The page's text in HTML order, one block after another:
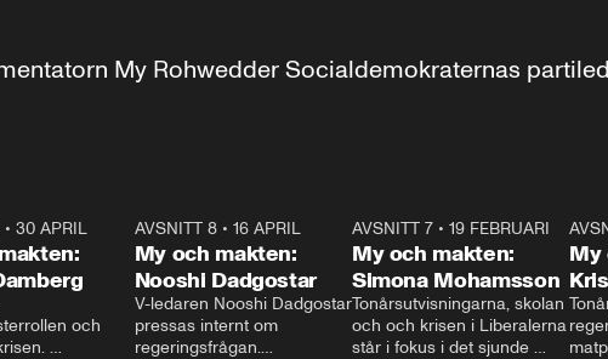
My Rohwedder Socialdemokraternas
• 30 APRIL
och
AVSNITT 8• 16 APRIL
My och makten:
Nooshi Dadgostar
V-ledaren Nooshi Dadgostar
pressas internt om
regeringsfrågan.
24:30
AVSNITT 7• 19 FEBRUARI
My och makten:
Simona Mohamsson
Tonårsutvisningarna, skolan
och och krisen i Liberalerna
står i fokus i det sjunde
My